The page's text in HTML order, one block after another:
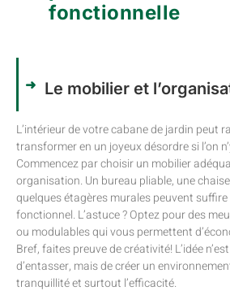
fonctionnelle
Le mobilier et
L’intérieur de votre cabane de jardin peut
transformer en un joyeux désordre si l’on
Commencez par choisir un mobilier
organisation. Un bureau pliable, une
quelques étagères murales peuvent
fonctionnel. L’astuce ? Optez pour des
ou modulables qui vous permettent
Bref, faites preuve de créativité! L’idée
d’entasser, mais de créer un
tranquillité et surtout l’efficacité.